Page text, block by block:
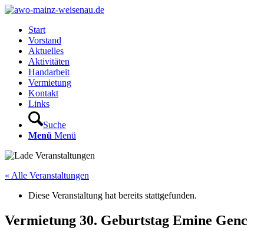
Start
Vorstand
Aktuelles
Aktivitäten
Handarbeit
Vermietung
Kontakt
Links
Suche
Menü Menü
« Alle Veranstaltungen
Diese Veranstaltung hat bereits stattgefunden.
Vermietung 30. Geburtstag Emine Genc